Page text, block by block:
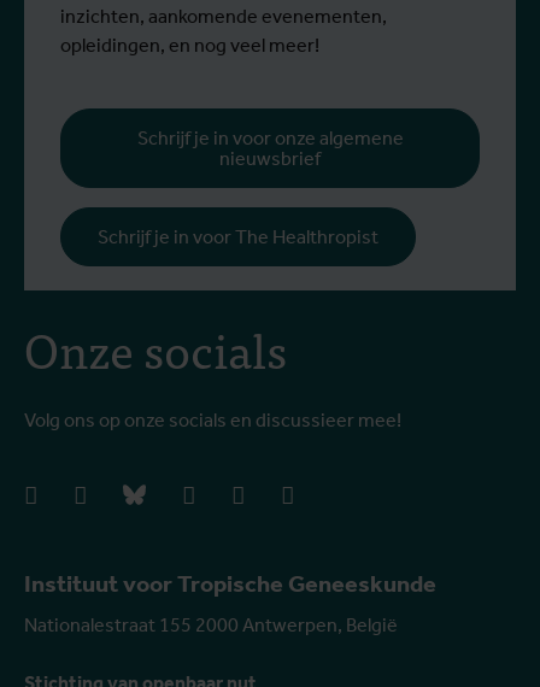
Instituut voor Tropische Geneeskunde
Nationalestraat 155 2000 Antwerpen, België
Onze socials
Volg ons op onze socials en discussieer mee!
facebookinstagrambluesky linkedIn youtube
inzichten, aankomende evenementen,
opleidingen, en nog veel meer!
Schrijf je in voor onze algemene
nieuwsbrief
Schrijf je in voor The Healthropist